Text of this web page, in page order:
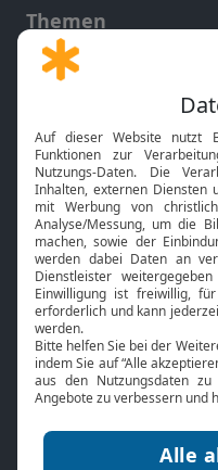
Themen
Gott und Bibel erklärt
Neuigkeiten
Bibel TV
Über uns
Jobs
Mediadaten